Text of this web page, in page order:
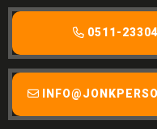
0511-